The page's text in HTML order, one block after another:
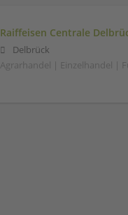
Raiffeisen Centrale
Delbrück
Agrarhandel | Einzelhandel |